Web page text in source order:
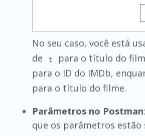
No seu caso, você está
de
t para o título do
para o ID do IMDb,
para o título do filme.
Parâmetros no Postman
que os parâmetros estão